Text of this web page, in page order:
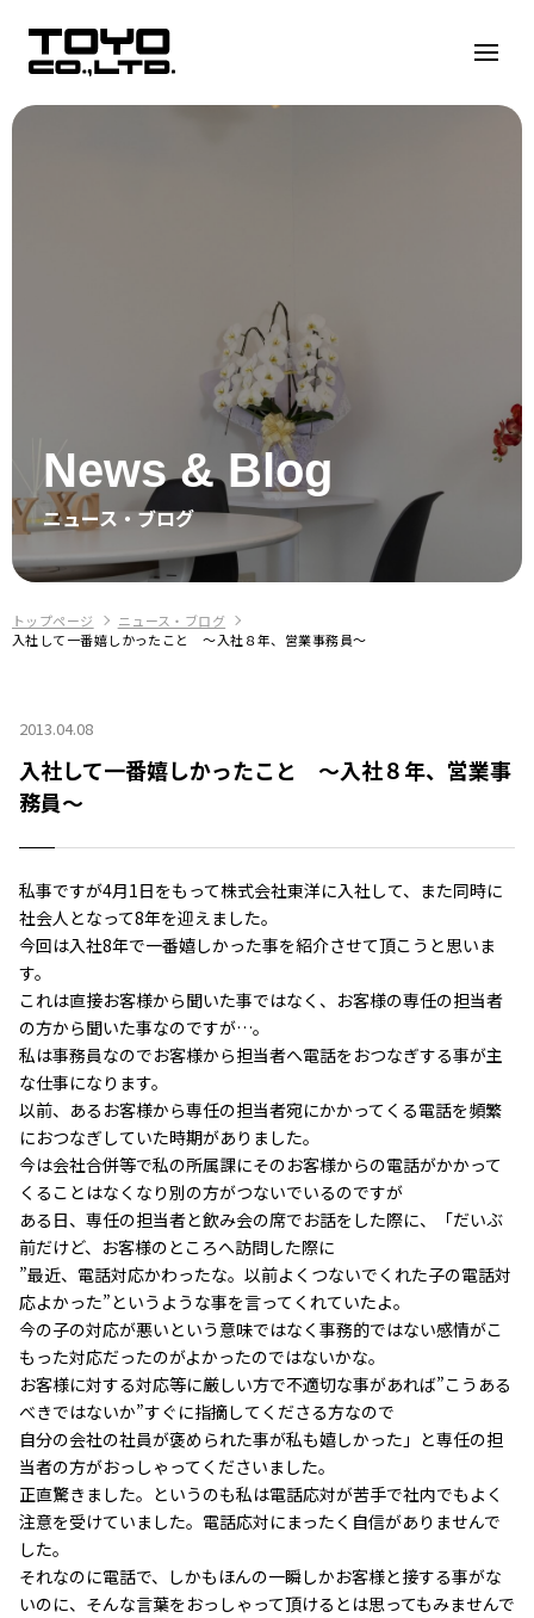
Warning:
Undefined
variable
$seo_h1
/home/toyocorp/toyo-
group.co.jp/public_html/wp/wp-
News & Blog
ニュース・ブログ
トップページ
ニュース・ブログ
入社して一番嬉しかったこと ～入社８年、営業事務員～
2013.04.08
入社して一番嬉しかったこと ～入社８年、営業事
務員～
私事ですが4月1日をもって株式会社東洋に入社して、また同時に
社会人となって8年を迎えました。
今回は入社8年で一番嬉しかった事を紹介させて頂こうと思いま
す。
これは直接お客様から聞いた事ではなく、お客様の専任の担当者
の方から聞いた事なのですが…。
私は事務員なのでお客様から担当者へ電話をおつなぎする事が主
な仕事になります。
以前、あるお客様から専任の担当者宛にかかってくる電話を頻繁
におつなぎしていた時期がありました。
今は会社合併等で私の所属課にそのお客様からの電話がかかって
くることはなくなり別の方がつないでいるのですが
ある日、専任の担当者と飲み会の席でお話をした際に、「だいぶ
前だけど、お客様のところへ訪問した際に
”最近、電話対応かわったな。以前よくつないでくれた子の電話対
応よかった”というような事を言ってくれていたよ。
今の子の対応が悪いという意味ではなく事務的ではない感情がこ
もった対応だったのがよかったのではないかな。
お客様に対する対応等に厳しい方で不適切な事があれば”こうある
べきではないか”すぐに指摘してくださる方なので
自分の会社の社員が褒められた事が私も嬉しかった」と専任の担
当者の方がおっしゃってくださいました。
正直驚きました。というのも私は電話応対が苦手で社内でもよく
注意を受けていました。電話応対にまったく自信がありませんで
した。
それなのに電話で、しかもほんの一瞬しかお客様と接する事がな
いのに、そんな言葉をおっしゃって頂けるとは思ってもみませんで